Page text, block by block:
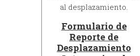
al desplazamiento.
Formulario de
Reporte de
Desplazamiento